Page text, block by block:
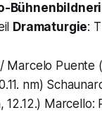
Dramaturgie:
Marcelo Puente
nm)
12.12.)